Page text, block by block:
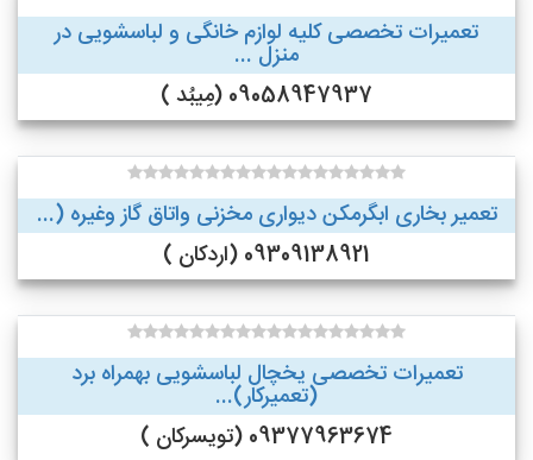
تعمیرات تخصصی کلیه لوازم خانگی و لباسشویی در
منزل ...
09058947937 (مِیبُد )
تعمیر بخاری ابگرمکن دیواری مخزنی واتاق گاز وغیره (...
09309138921 (اردکان )
تعمیرات تخصصی یخچال لباسشویی بهمراه برد
(تعمیرکار)...
09377963674 (تویسرکان )